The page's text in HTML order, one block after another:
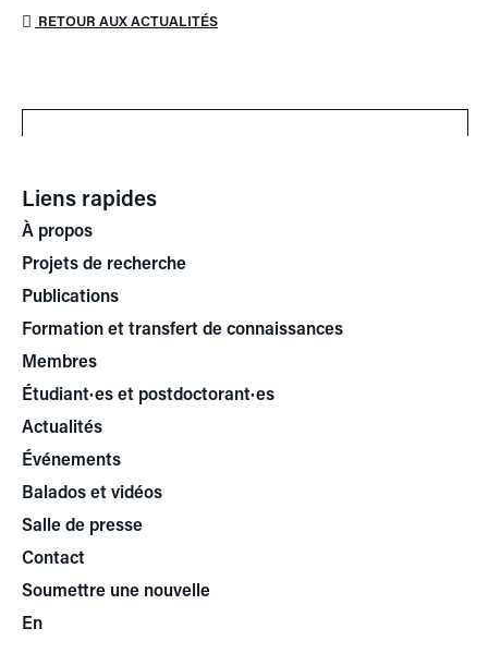
RETOUR AUX ACTUALITÉS
Liens rapides
À propos
Projets de recherche
Publications
Formation et transfert de connaissances
Membres
Étudiant·es et postdoctorant·es
Actualités
Événements
Balados et vidéos
Salle de presse
Contact
Soumettre une nouvelle
En